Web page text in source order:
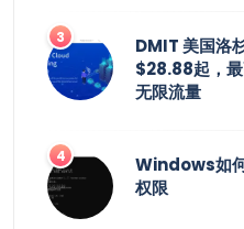
DMIT 美国洛
$28.88起，
无限流量
Windows如
权限